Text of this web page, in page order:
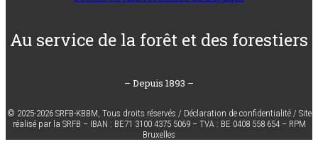
Au service de la forêt et des forestiers
– Depuis 1893 –
© 2025-2026 SRFB-KBBM, Tous droits réservés / Déclaration de confidentialité/ Site
réalisé par la SRFB – IBAN : BE71 3100 4375 5069 – TVA : BE 0408 558 654 – RPM
Bruxelles